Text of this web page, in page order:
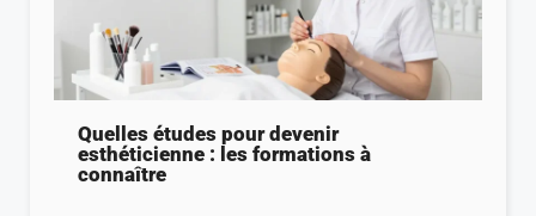
Quelles études pour devenir
esthéticienne : les formations à
connaître